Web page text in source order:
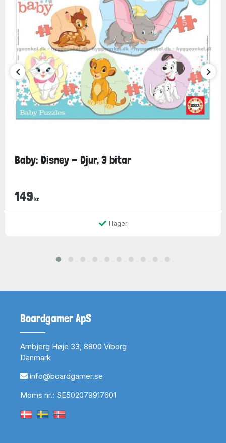
Baby: Disney - Djur, 3 bitar
149 kr.
I lager
Boardgamer ApS
Arnbjerg Høje 33, 8800 Viborg
Danmark
info@boardgamer.se
Moms nr.: SE502079917601